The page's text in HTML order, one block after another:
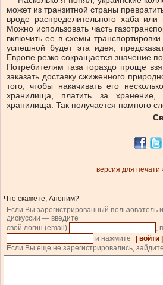
может из транзитной страны
вроде распределительного хаба
Можно использовать часть
включить ее в схемы
успешной будет эта идея,
Европе резко сокращается значение
Потребителям газа гораздо проще
заказать доставку сжиженного
того, чтобы накачивать его
хранилища, платить за
хранилища. Так получается намного
версия для печати
Что скажете, Аноним?
Если Вы зарегистрированный пользователь
дискуссии — введите
свой логин (email)
,
и нажмите
| войти |
Если Вы еще не зарегистрировались,